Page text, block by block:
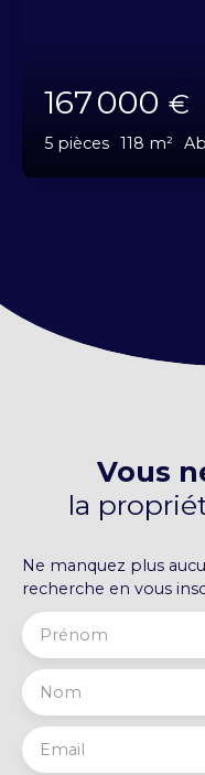
167 000 €
5 pièces 118 m²
Vous
la
Ne manquez plus
recherche en vous
Prénom
Nom
Email